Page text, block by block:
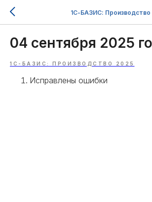
1С-БАЗИС: Производство
04 сентября 2025
1С-БАЗИС: ПРОИЗВОДСТВО 2025
Исправлены ошибки